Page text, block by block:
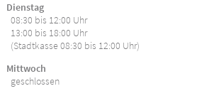
Dienstag
08:30 bis 12:00 Uhr
13:00 bis 18:00 Uhr
(Stadtkasse 08:30 bis 12:00 Uhr)
Mittwoch
geschlossen